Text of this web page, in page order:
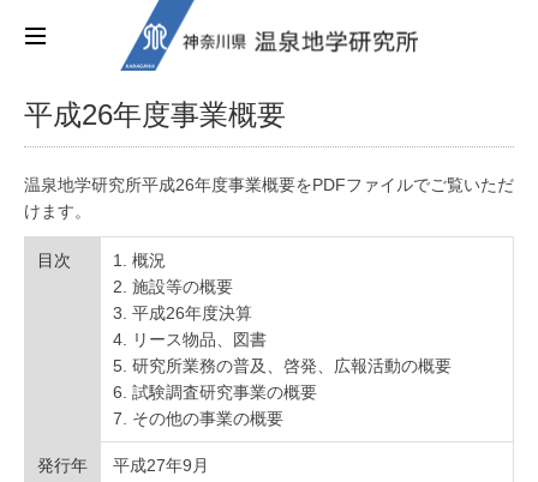
平成26年度事業概要
温泉地学研究所平成26年度事業概要をPDFファイルでご覧いただ
けます。
目次
概況
施設等の概要
平成26年度決算
リース物品、図書
研究所業務の普及、啓発、広報活動の概要
試験調査研究事業の概要
その他の事業の概要
発行年 平成27年9月